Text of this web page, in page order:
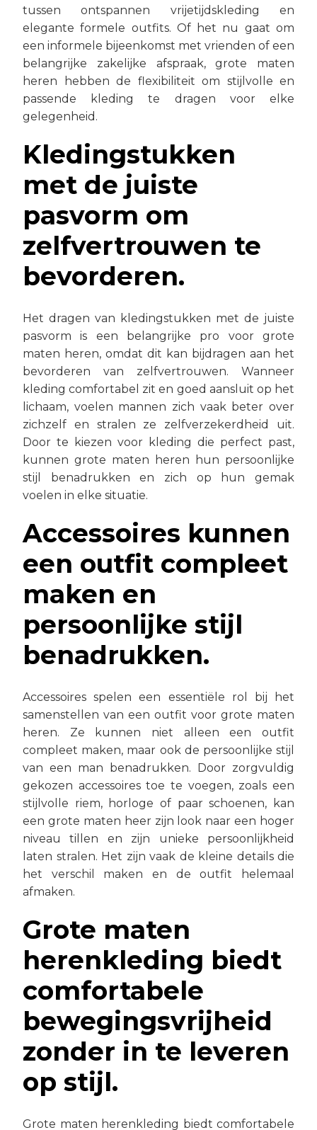
tussen ontspannen vrijetijdskleding en
elegante formele outfits. Of het nu gaat om
een informele bijeenkomst met vrienden of een
belangrijke zakelijke afspraak, grote maten
heren hebben de flexibiliteit om stijlvolle en
passende kleding te dragen voor elke
gelegenheid.
Kledingstukken
met de juiste
pasvorm om
zelfvertrouwen te
bevorderen.
Het dragen van kledingstukken met de juiste
pasvorm is een belangrijke pro voor grote
maten heren, omdat dit kan bijdragen aan het
bevorderen van zelfvertrouwen. Wanneer
kleding comfortabel zit en goed aansluit op het
lichaam, voelen mannen zich vaak beter over
zichzelf en stralen ze zelfverzekerdheid uit.
Door te kiezen voor kleding die perfect past,
kunnen grote maten heren hun persoonlijke
stijl benadrukken en zich op hun gemak
voelen in elke situatie.
Accessoires kunnen
een outfit compleet
maken en
persoonlijke stijl
benadrukken.
Accessoires spelen een essentiële rol bij het
samenstellen van een outfit voor grote maten
heren. Ze kunnen niet alleen een outfit
compleet maken, maar ook de persoonlijke stijl
van een man benadrukken. Door zorgvuldig
gekozen accessoires toe te voegen, zoals een
stijlvolle riem, horloge of paar schoenen, kan
een grote maten heer zijn look naar een hoger
niveau tillen en zijn unieke persoonlijkheid
laten stralen. Het zijn vaak de kleine details die
het verschil maken en de outfit helemaal
afmaken.
Grote maten
herenkleding biedt
comfortabele
bewegingsvrijheid
zonder in te leveren
op stijl.
Grote maten herenkleding biedt comfortabele